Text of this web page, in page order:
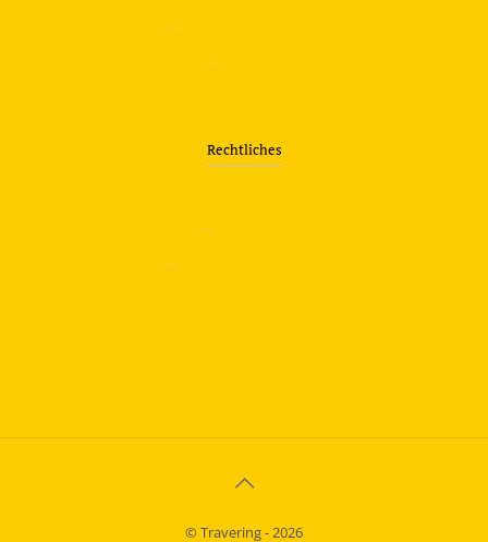
—
—
Rechtliches
—
—
© Travering - 2026